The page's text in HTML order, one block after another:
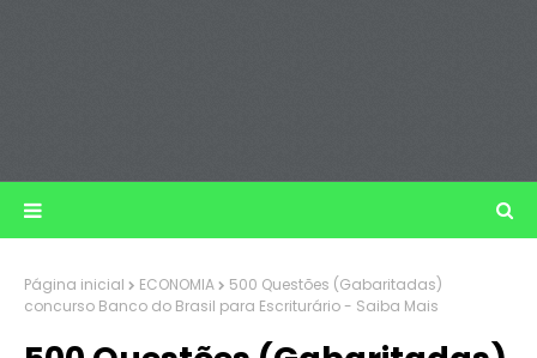
Página inicial ECONOMIA
500 Questões (Gabaritadas)
concurso Banco do Brasil para Escriturário - Saiba Mais